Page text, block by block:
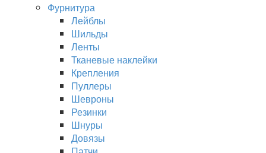
Фурнитура
Лейблы
Шильды
Ленты
Тканевые наклейки
Крепления
Пуллеры
Шевроны
Резинки
Шнуры
Довязы